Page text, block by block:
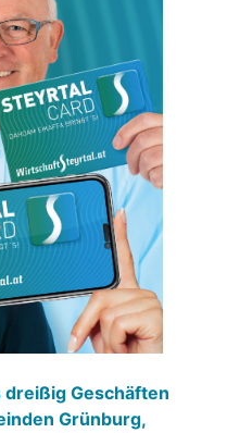
dreißig Geschäften
Grünburg,